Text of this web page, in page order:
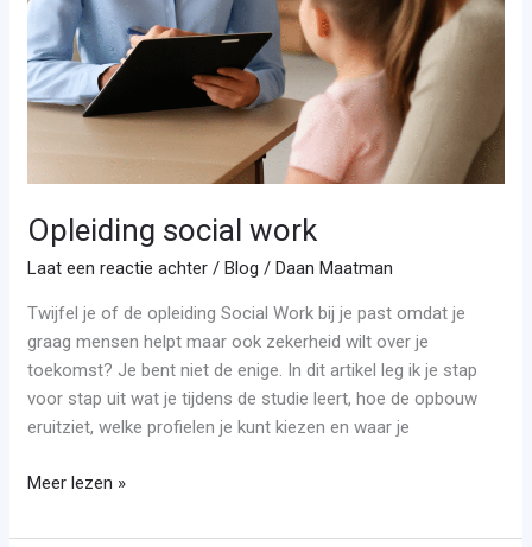
Opleiding social work
Laat een reactie achter /Blog /Daan Maatman
Twijfel je of de opleiding Social Work bij je past omdat je
graag mensen helpt maar ook zekerheid wilt over je
toekomst? Je bent niet de enige. In dit artikel leg ik je stap
voor stap uit wat je tijdens de studie leert, hoe de opbouw
eruitziet, welke profielen je kunt kiezen en waar je
Meer lezen »